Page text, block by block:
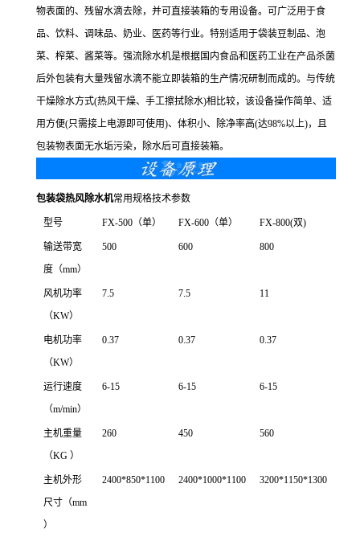
物表面的、残留水滴去除，并可直接装箱的专用设备。可广泛用于食
品、饮料、调味品、奶业、医药等行业。特别适用于袋装豆制品、泡
菜、榨菜、酱菜等。强流除水机是根据国内食品和医药工业在产品杀菌
后外包装有大量残留水滴不能立即装箱的生产情况研制而成的。与传统
干燥除水方式(热风干燥、手工擦拭除水)相比较，该设备操作简单、适
用方便(只需接上电源即可使用)、体积小、除净率高(达98%以上)，且
包装物表面无水垢污染，除水后可直接装箱。
包装袋热风除水机常用规格技术参数
型号 FX-500（单） FX-600（单） FX-800(双)
输送带宽
度（mm）
500 600 800
风机功率
（KW）
7.5 7.5 11
电机功率
（KW）
0.37 0.37 0.37
运行速度
（m/min）
6-15 6-15 6-15
主机重量
（KG ）
260 450 560
主机外形
尺寸（mm
）
2400*850*1100 2400*1000*1100 3200*1150*1300